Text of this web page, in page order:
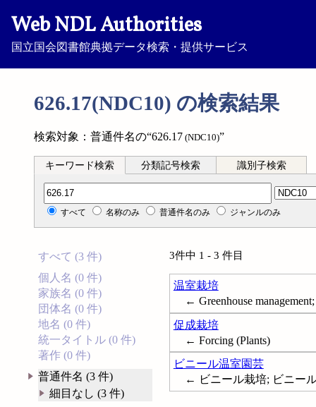
Web NDL Authorities
国立国会図書館典拠データ検索・提供サービス
626.17(NDC10) の検索結果
検索対象：普通件名の“626.17 (NDC10)”
キーワード検索 分類記号検索 識別子検索
分類記号検索
すべて 名称のみ 普通件名のみ ジャンルのみ
すべて (3 件)
個人名 (0 件)
家族名 (0 件)
団体名 (0 件)
地名 (0 件)
統一タイトル (0 件)
著作 (0 件)
普通件名 (3 件)
細目なし (3 件)
3件中 1 - 3 件目
温室栽培
← Greenhouse
促成栽培
← Forcing (Plants)
ビニール温室園芸
← ビニール栽培; ビニー